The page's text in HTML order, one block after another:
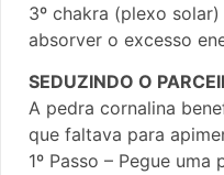
3º chakra (plexo
absorver o excesso
SEDUZINDO O
A pedra cornalina
que faltava para
1º Passo – Pegue